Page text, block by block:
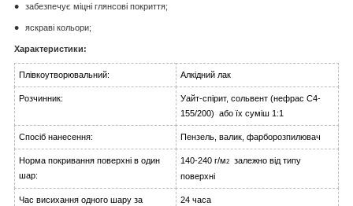
забезпечує міцні глянсові покриття;
яскраві кольори;
Характеристики:
Плівкоутворювальний: Алкідний лак
Розчинник:
Уайт-спірит, сольвент (нефрас С4-
155/200) або їх суміш 1:1
Спосіб нанесення: Пензель, валик, фарборозпилювач
Норма покривання поверхні в один
шар:
140-240 г/м2 залежно від типу
поверхні
Час висихання одного шару за
24 часа